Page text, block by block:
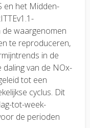
en het Midden-
waargenomen
te reproduceren,
in de
daling van de NOx-
tot een
cyclus. Dit
tot-week-
de perioden